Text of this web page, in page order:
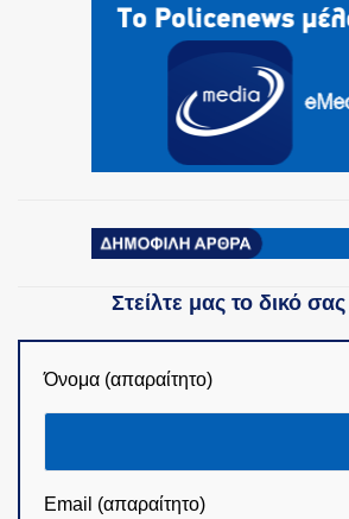
Στείλτε μας το δικό
Όνομα (απαραίτητο)
Email (απαραίτητο)